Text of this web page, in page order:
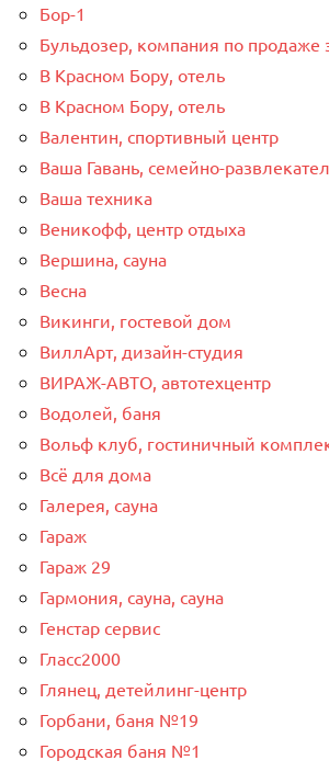
Бор-1
Бульдозер, компания по продаже
В Красном Бору, отель
В Красном Бору, отель
Валентин, спортивный центр
Ваша Гавань, семейно-
Ваша техника
Веникофф, центр отдыха
Вершина, сауна
Весна
Викинги, гостевой дом
ВиллАрт, дизайн-студия
ВИРАЖ-АВТО, автотехцентр
Водолей, баня
Вольф клуб, гостиничный
Всё для дома
Галерея, сауна
Гараж
Гараж 29
Гармония, сауна, сауна
Генстар сервис
Гласс2000
Глянец, детейлинг-центр
Горбани, баня №19
Городская баня №1